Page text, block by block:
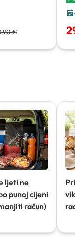
€
ljeti ne
punoj cijeni
račun)